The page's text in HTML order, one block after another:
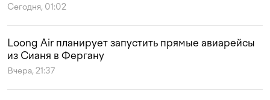
Сегодня, 01:02
Loong Air планирует запустить прямые авиарейсы
из Сианя в Фергану
Вчера, 21:37